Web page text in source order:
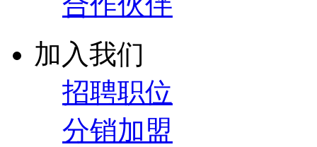
加入我们
招聘职位
分销加盟